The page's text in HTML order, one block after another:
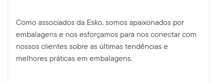
Como associados da Esko, somos apaixonados por
embalagens e nos esforçamos para nos conectar com
nossos clientes sobre as últimas tendências e
melhores práticas em embalagens.